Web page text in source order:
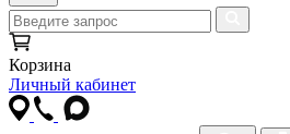
Корзина
Личный кабинет